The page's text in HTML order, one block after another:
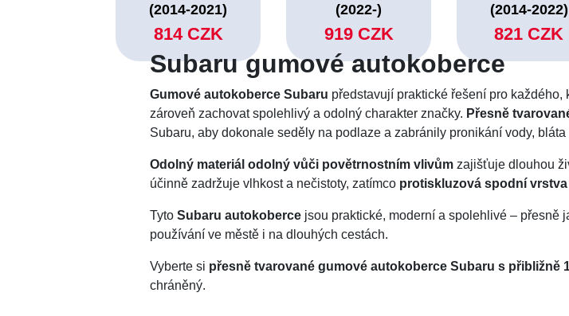
(2014-2021)
814 CZK
(2022-)
919 CZK
(2014-2022)
821 CZK
Subaru gumové autokoberce
Gumové autokoberce Subaru představují praktické řešení pro
zároveň zachovat spolehlivý a odolný charakter značky. Přesně
Subaru, aby dokonale seděly na podlaze a zabránily pronikání vody,
Odolný materiál odolný vůči povětrnostním vlivům zajišťuje dlouhou
účinně zadržuje vlhkost a nečistoty, zatímco protiskluzová spodní vrstva
TytoSubaru autokoberce jsou praktické, moderní a spolehlivé – přesně
používání ve městě i na dlouhých cestách.
Vyberte si přesně tvarované gumové autokoberce Subaru s přibližně
chráněný.